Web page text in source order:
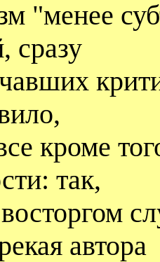
"менее
сразу
кроме
так,
автора